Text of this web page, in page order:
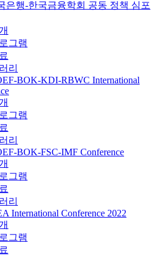
은행-한국금융학회 공동 정책 심포
그램
리
BOK-KDI-RBWC International
그램
리
BOK-FSC-IMF Conference
그램
리
International Conference 2022
그램